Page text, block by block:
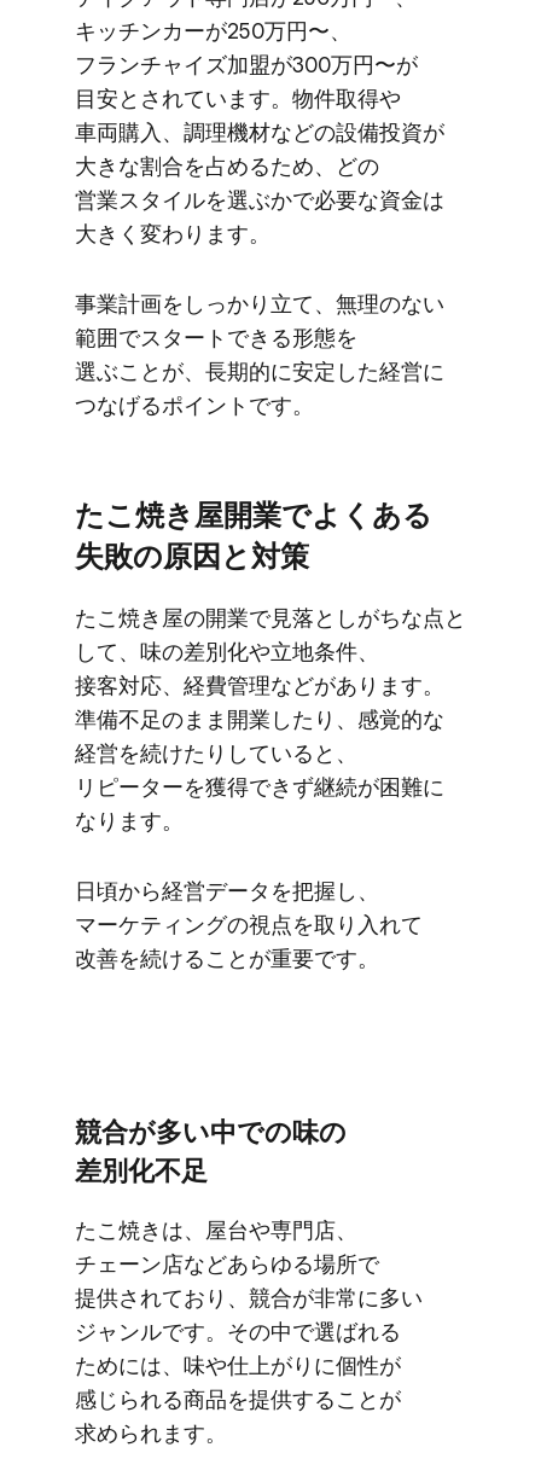
キッチンカーが​250万円〜、​
フランチャイズ加盟が​300万円〜が​
目安と​されています。​物件取得や​
車両購入、​調理機材などの​設備投資が​
大きな​割合を​占める​ため、​どの​
営業スタイルを​選ぶかで​必要な​資金は​
大きく​変わります。
事業計画を​しっかり​立て、​無理の​ない​
範囲で​スタートできる​形態を​
選ぶことが、​長期的に​安定した​経営に​
つなげる​ポイントです。
た​こ焼き屋開業で​よく​ある​
失敗の​原因と​対策
た​こ焼き屋の​開業で​見落としが​ちな​点と​
して、​味の​差別化や​立地条件、​
接客対応、​経費管理などが​あります。​
準備不足のまま​開業したり、​感覚的な​
経営を​続けたりしていると、​
リピーターを​獲得できず継続が​困難に​
なります。
日頃から​経営データを​把握し、​
マーケティングの​視点を​取り入れて​
改善を​続ける​ことが​重要です。
競合が​多い中での​味の​
差別化不足
た​こ焼きは、​屋台や​専門店、​
チェーン店など​あらゆる​場所で​
提供されており、​競合が​非常に​多い​
ジャンルです。​その​中で​選ばれる​
ためには、​味や仕​上がりに​個性が​
感じられる​商品を​提供する​ことが​
求められます。